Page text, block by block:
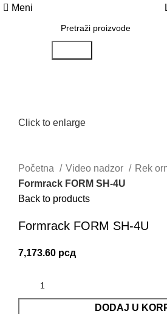
Meni
Click to enlarge
Početna Video nadzor
Rek
Formrack FORM SH-4U
Back to products
Formrack FORM SH-4U
7,173.60 рсд
DODAJ U